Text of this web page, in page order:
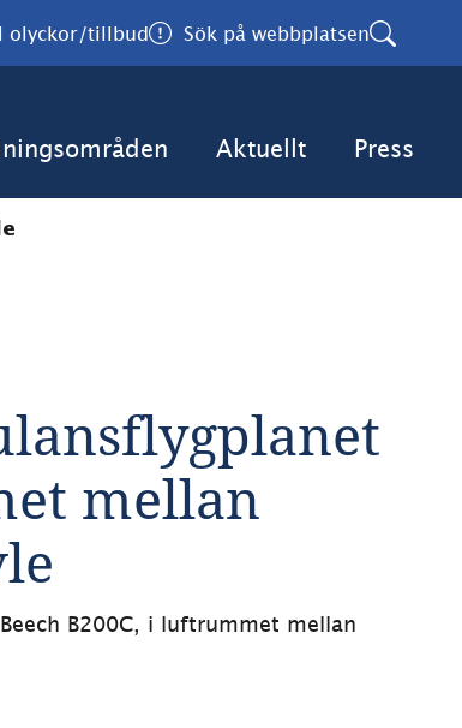
olyckor/tillbud Sök på webbplatsen
Aktuellt Press
mellan
B200C, i luftrummet mellan